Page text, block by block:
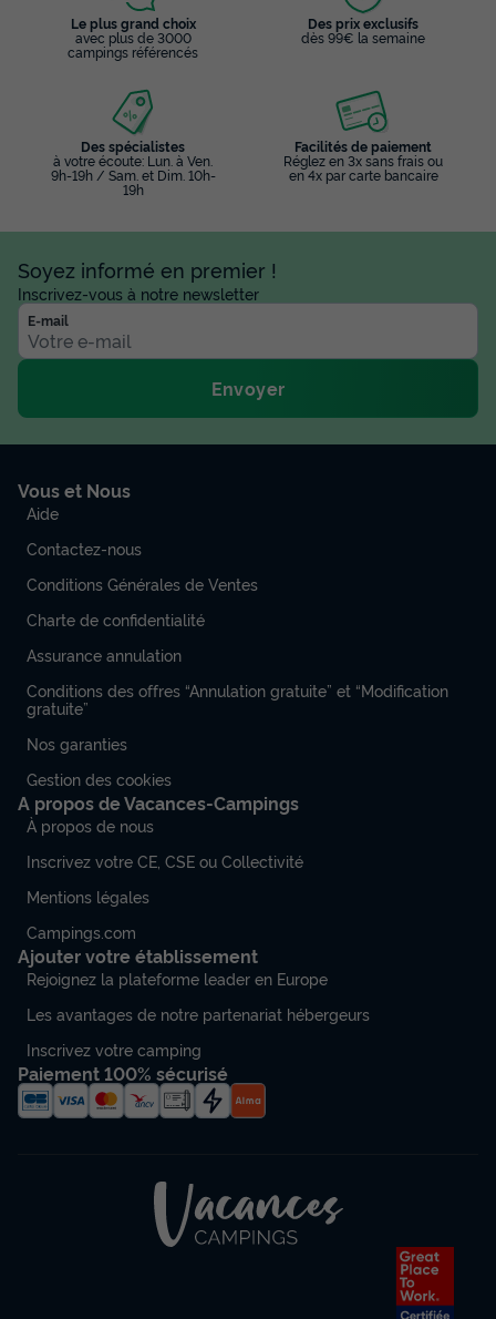
Le plus grand choix
avec plus de 3000
campings référencés
Des prix exclusifs
dès 99€ la semaine
Des spécialistes
à votre écoute: Lun. à Ven.
9h-19h / Sam. et Dim. 10h-
19h
Facilités de paiement
Réglez en 3x sans frais ou
en 4x par carte bancaire
Soyez informé en premier !
Inscrivez-vous à notre newsletter
E-mail
Envoyer
Vous et Nous
Aide
Contactez-nous
Conditions Générales de Ventes
Charte de confidentialité
Assurance annulation
Conditions des offres “Annulation gratuite” et “Modification
gratuite”
Nos garanties
Gestion des cookies
A propos de Vacances-Campings
À propos de nous
Inscrivez votre CE, CSE ou Collectivité
Mentions légales
Campings.com
Ajouter votre établissement
Rejoignez la plateforme leader en Europe
Les avantages de notre partenariat hébergeurs
Inscrivez votre camping
Paiement 100% sécurisé